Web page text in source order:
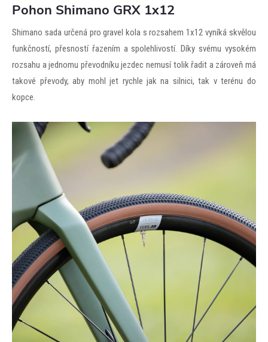
Pohon Shimano GRX 1x12
Shimano sada určená pro gravel kola s rozsahem 1x12 vyníká skvělou
funkčností, přesností řazením a spolehlivostí. Díky svému vysokém
rozsahu a jednomu převodníku jezdec nemusí tolik řadit a zároveň má
takové převody, aby mohl jet rychle jak na silnici, tak v terénu do
kopce.